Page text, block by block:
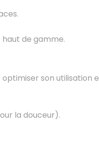
de gamme.
son utilisation
la douceur).